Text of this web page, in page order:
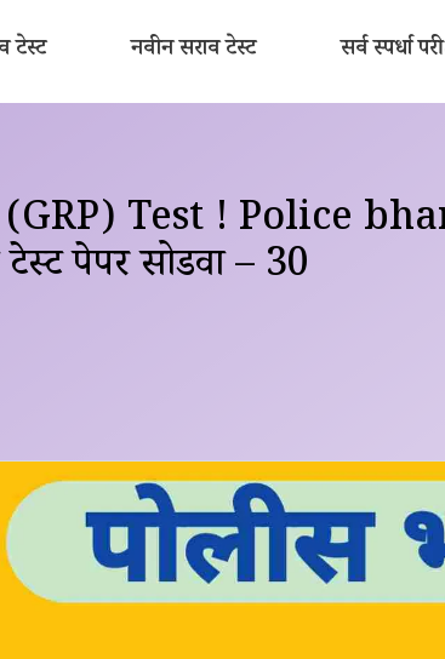
टेस्ट नवीन सराव टेस्ट सर्व स्पर्धा
Test ! Police
पेपर सोडवा – 30